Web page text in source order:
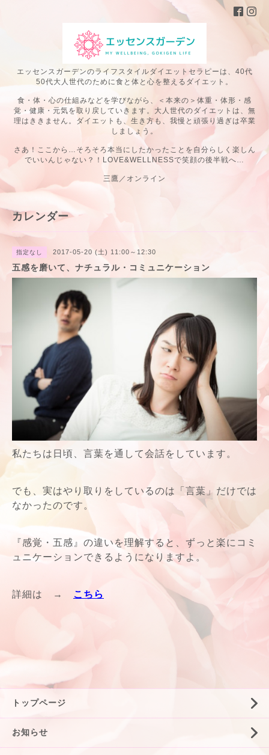
エッセンスガーデンのライフスタイルダイエットセラピーは、40代
50代大人世代のために食と体と心を整えるダイエット。
食・体・心の仕組みなどを学びながら、＜本来の＞体重・体形・感
覚・健康・元気を取り戻していきます。大人世代のダイエットは、無
理はききません。ダイエットも、生き方も、我慢と頑張り過ぎは卒業
しましょう。
さあ！ここから…そろそろ本当にしたかったことを自分らしく楽しん
でいいんじゃない？！LOVE&WELLNESSで笑顔の後半戦へ…
三鷹／オンライン
カレンダー
指定なし 2017-05-20 (土) 11:00～12:30
五感を磨いて、ナチュラル・コミュニケーション
私たちは日頃、言葉を通して会話をしています。
でも、実はやり取りをしているのは「言葉」だけでは
なかったのです。
『感覚・五感』の違いを理解すると、ずっと楽にコミ
ュニケーションできるようになりますよ。
詳細は → こちら
トップページ
お知らせ